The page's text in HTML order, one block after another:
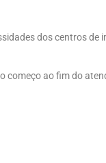
dos centros de
começo ao fim do